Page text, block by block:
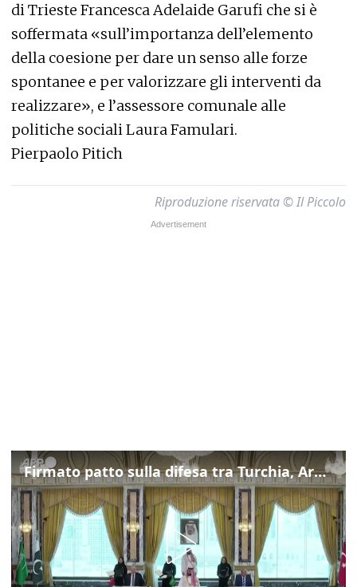
di Trieste Francesca Adelaide Garufi che si è
soffermata «sull’importanza dell’elemento
della coesione per dare un senso alle forze
spontanee e per valorizzare gli interventi da
realizzare», e l’assessore comunale alle
politiche sociali Laura Famulari.
Pierpaolo Pitich
Riproduzione riservata © Il Piccolo
Firmato patto sulla difesa tra Turchia, Arabia Saudita e Pakistan